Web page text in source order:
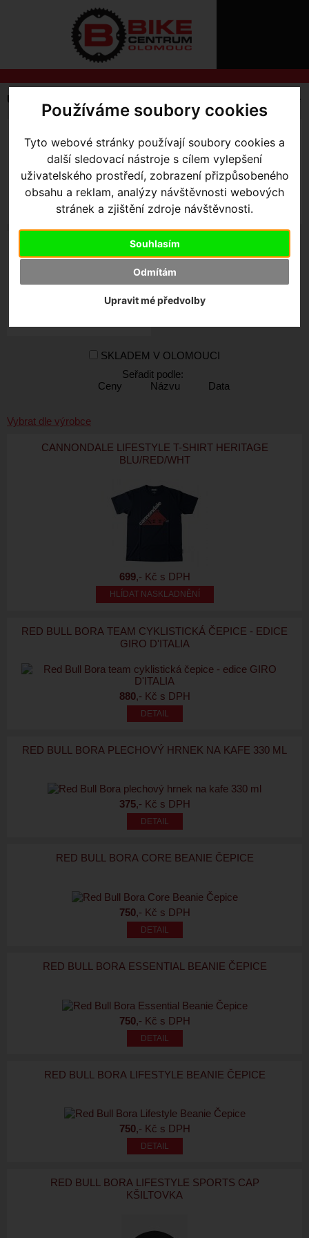
Používáme soubory cookies
Tyto webové stránky používají soubory cookies a
další sledovací nástroje s cílem vylepšení
uživatelského prostředí, zobrazení přizpůsobeného
obsahu a reklam, analýzy návštěvnosti webových
stránek a zjištění zdroje návštěvnosti.
Souhlasím
Odmítám
Upravit mé předvolby
O
SLUŽBY
ZTRATILI
Úvodní strana Oblečení volnočasové
RED BULL BORA HANSGROHE
SKLADEM V OLOMOUCI
Seřadit podle:
Ceny
Názvu Data
Vybrat dle výrobce
CANNONDALE LIFESTYLE T-SHIRT HERITAGE
BLU/RED/WHT
699,- Kč s DPH
HLÍDAT NASKLADNĚNÍ
RED BULL BORA TEAM CYKLISTICKÁ ČEPICE - EDICE
GIRO D'ITALIA
880,- Kč s DPH
RED BULL BORA PLECHOVÝ HRNEK NA KAFE 330 ML
375,- Kč s DPH
RED BULL BORA CORE BEANIE ČEPICE
750,- Kč s DPH
RED BULL BORA ESSENTIAL BEANIE ČEPICE
750,- Kč s DPH
RED BULL BORA LIFESTYLE BEANIE ČEPICE
750,- Kč s DPH
RED BULL BORA LIFESTYLE SPORTS CAP
KŠILTOVKA